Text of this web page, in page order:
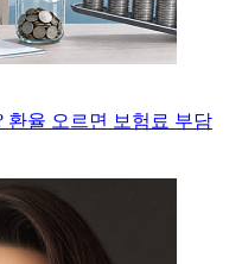
환율 오르면 보험료 부담